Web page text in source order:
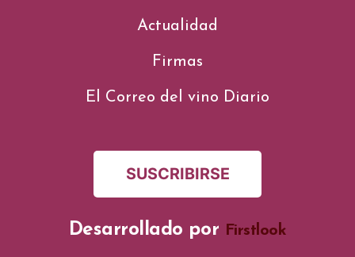
Actualidad
Firmas
El Correo del vino Diario
SUSCRIBIRSE
Desarrollado por Firstlook